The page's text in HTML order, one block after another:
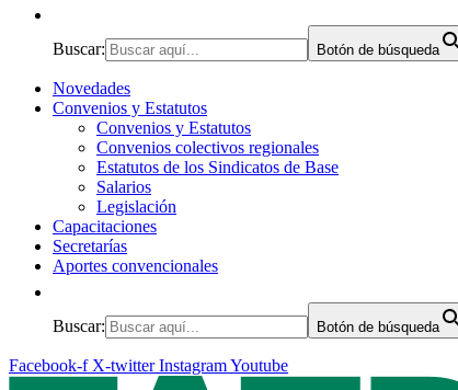
Buscar: Botón de búsqueda
Novedades
Convenios y Estatutos
Convenios y Estatutos
Convenios colectivos regionales
Estatutos de los Sindicatos de Base
Salarios
Legislación
Capacitaciones
Secretarías
Aportes convencionales
Buscar: Botón de búsqueda
Facebook-f X-twitter InstagramYoutube